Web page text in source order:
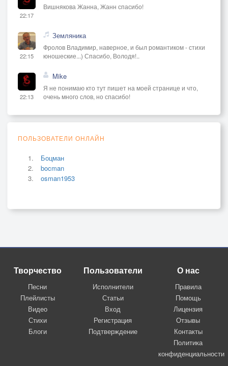
22:17
Вишнякова Жанна, Жанн спасибо!
22:15
Земляника
Фролов Владимир, наверное, и был романтиком - стихи
юношеские...) Спасибо, Володя!..
22:13
Mike
Я не понимаю кто тут пишет на моей странице и что,
очень много слов, но спасибо!
ПОЛЬЗОВАТЕЛИ ОНЛАЙН
Боцман
bocman
osman1953
Творчество
Песни
Плейлисты
Видео
Стихи
Блоги
Пользователи
Исполнители
Статьи
Вход
Регистрация
Подтверждение
О нас
Правила
Помощь
Лицензия
Отзывы
Контакты
Политика
конфиденциальности